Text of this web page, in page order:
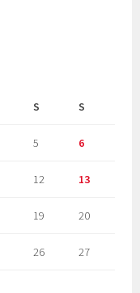
S S
5 6
12 13
19 20
26 27